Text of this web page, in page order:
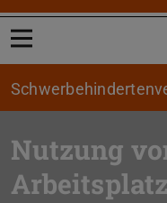
Menü öffnen
Nutzung
Arbeitsplatz